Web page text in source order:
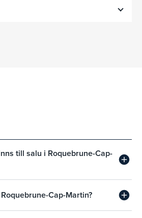
till salu i Roquebrune-Cap-
Cap-Martin?